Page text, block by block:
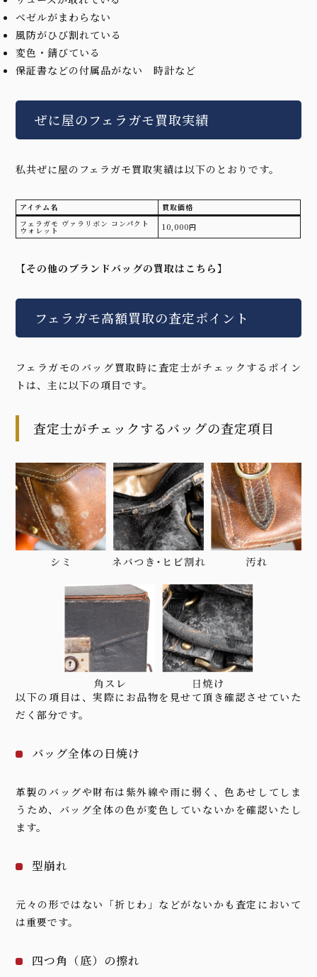
ベゼルがまわらない
風防がひび割れている
変色・錆びている
保証書などの付属品がない 時計など
ぜに屋のフェラガモ買取実績
私共ぜに屋のフェラガモ買取実績は以下のとおりです。
アイテム名
買取価格
フェラガモ ヴァラリボン コンパクト
ウォレット 10,000円
【その他のブランドバッグの買取はこちら】
フェラガモ高額買取の査定ポイント
フェラガモのバッグ買取時に査定士がチェックするポイン
トは、主に以下の項目です。
査定士がチェックするバッグの査定項目
以下の項目は、実際にお品物を見せて頂き確認させていた
だく部分です。
バッグ全体の日焼け
革製のバッグや財布は紫外線や雨に弱く、色あせしてしま
うため、バッグ全体の色が変色していないかを確認いたし
ます。
型崩れ
元々の形ではない「折じわ」などがないかも査定において
は重要です。
四つ角（底）の擦れ